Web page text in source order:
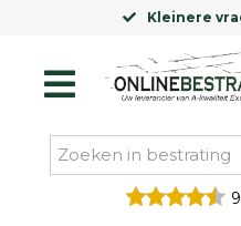
Kleinere